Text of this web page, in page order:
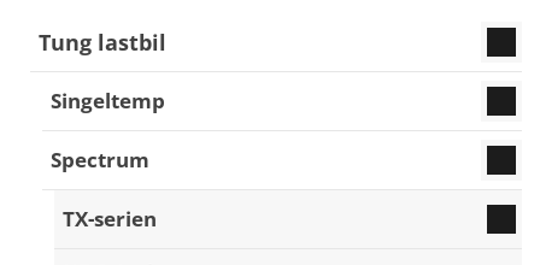
Tung lastbil
Singeltemp
Spectrum
TX-serien